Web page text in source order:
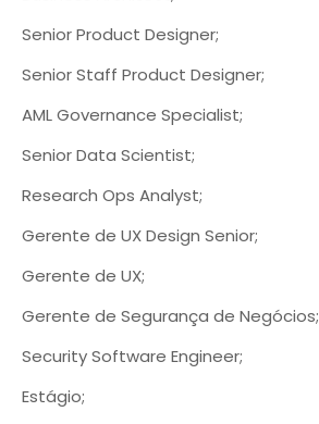
Senior Product Designer;
Senior Staff Product Designer;
AML Governance Specialist;
Senior Data Scientist;
Research Ops Analyst;
Gerente de UX Design Senior;
Gerente de UX;
Gerente de Segurança de Negócios;
Security Software Engineer;
Estágio;